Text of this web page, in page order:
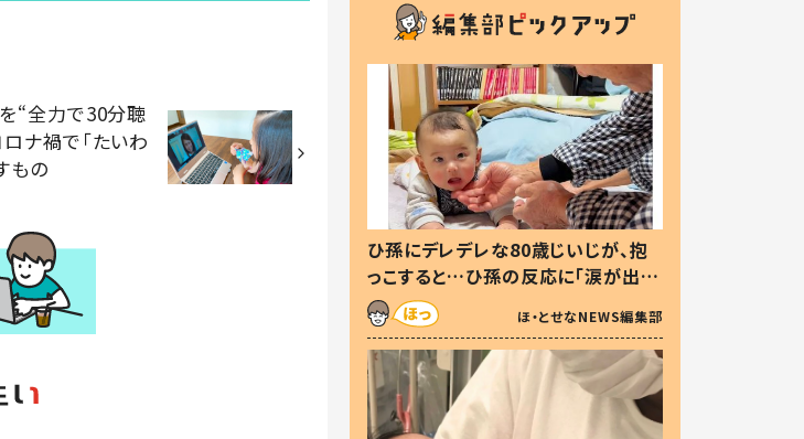
“全力で30分聴
ナ禍で「たいわ
もの
ひ孫にデレデレな80歳じいじが、抱
っこすると…ひ孫の反応に「涙が出ま
した」「可愛くて仕方ない」
ほ・とせなNEWS編集部